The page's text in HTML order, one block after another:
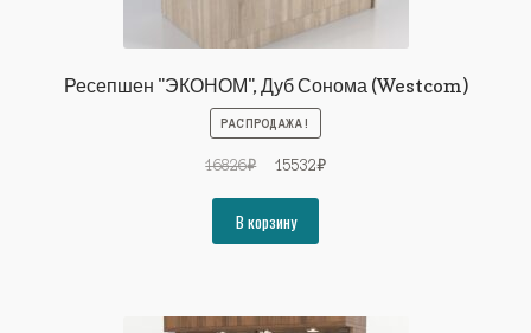
Ресепшен "ЭКОНОМ", Дуб Сонома (Westcom)
РАСПРОДАЖА!
16826₽
Первоначальная
составляла
16826₽.
15532₽Текущая
В корзину